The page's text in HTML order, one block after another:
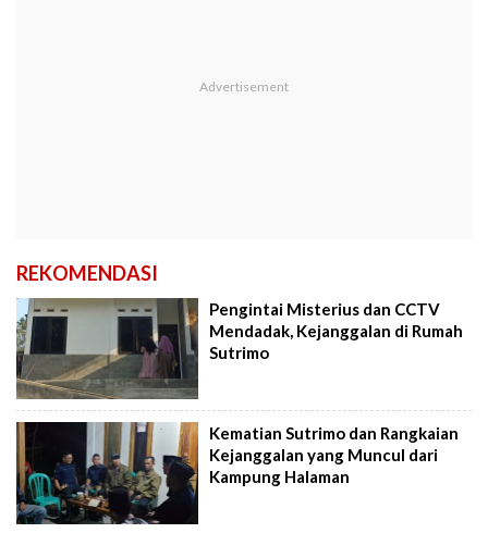
REKOMENDASI
Pengintai Misterius dan CCTV
Mendadak, Kejanggalan di Rumah
Sutrimo
Kematian Sutrimo dan Rangkaian
Kejanggalan yang Muncul dari
Kampung Halaman